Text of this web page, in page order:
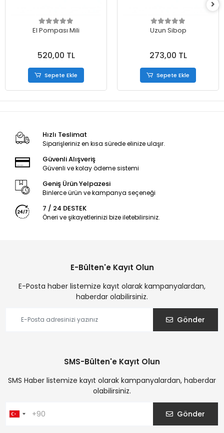
El Pompası Mili
520,00 TL
Sepete Ekle
Uzun Sibop
273,00 TL
Sepete Ekle
Hızlı Teslimat
Siparişleriniz en kısa sürede elinize ulaşır.
Güvenli Alışveriş
Güvenli ve kolay ödeme sistemi
Geniş Ürün Yelpazesi
Binlerce ürün ve kampanya seçeneği
7 / 24 DESTEK
Öneri ve şikayetlerinizi bize iletebilirsiniz.
E-Bülten'e Kayıt Olun
E-Posta haber listemize kayıt olarak kampanyalardan,
haberdar olabilirsiniz.
Gönder
SMS-Bülten'e Kayıt Olun
SMS Haber listemize kayıt olarak kampanyalardan, haberdar
olabilirsiniz.
Gönder